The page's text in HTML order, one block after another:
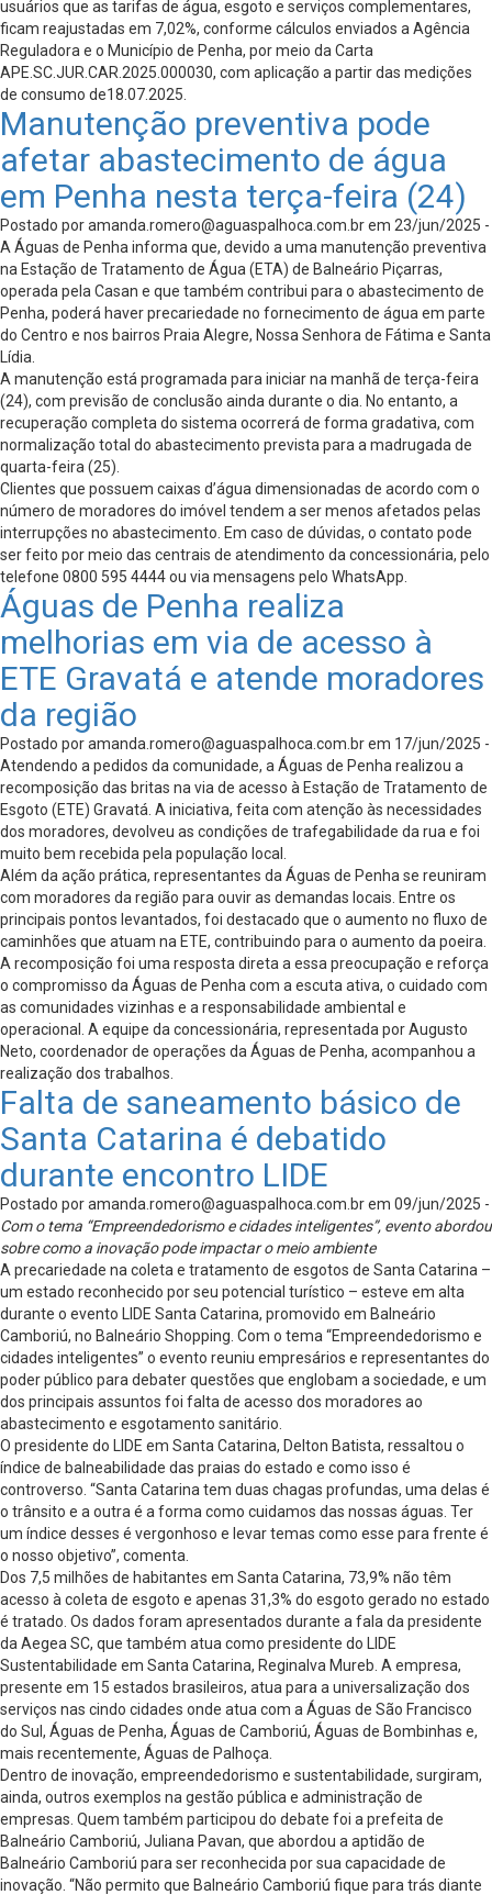
usuários que as tarifas de água, esgoto e serviços complementares,
ficam reajustadas em 7,02%, conforme cálculos enviados a Agência
Reguladora e o Município de Penha, por meio da Carta
APE.SC.JUR.CAR.2025.000030, com aplicação a partir das medições
de consumo de18.07.2025.
Manutenção preventiva pode
afetar abastecimento de água
em Penha nesta terça-feira (24)
Postado poramanda.romero@aguaspalhoca.com.brem 23/jun/2025 -
A Águas de Penha informa que, devido a uma manutenção preventiva
na Estação de Tratamento de Água (ETA) de Balneário Piçarras,
operada pela Casan e que também contribui para o abastecimento de
Penha, poderá haver precariedade no fornecimento de água em parte
do Centro e nos bairros Praia Alegre, Nossa Senhora de Fátima e Santa
Lídia.
A manutenção está programada para iniciar na manhã de terça-feira
(24), com previsão de conclusão ainda durante o dia. No entanto, a
recuperação completa do sistema ocorrerá de forma gradativa, com
normalização total do abastecimento prevista para a madrugada de
quarta-feira (25).
Clientes que possuem caixas d’água dimensionadas de acordo com o
número de moradores do imóvel tendem a ser menos afetados pelas
interrupções no abastecimento. Em caso de dúvidas, o contato pode
ser feito por meio das centrais de atendimento da concessionária, pelo
telefone 0800 595 4444 ou via mensagens pelo WhatsApp.
Águas de Penha realiza
melhorias em via de acesso à
ETE Gravatá e atende moradores
da região
Postado poramanda.romero@aguaspalhoca.com.brem 17/jun/2025 -
Atendendo a pedidos da comunidade, a Águas de Penha realizou a
recomposição das britas na via de acesso à Estação de Tratamento de
Esgoto (ETE) Gravatá. A iniciativa, feita com atenção às necessidades
dos moradores, devolveu as condições de trafegabilidade da rua e foi
muito bem recebida pela população local.
Além da ação prática, representantes da Águas de Penha se reuniram
com moradores da região para ouvir as demandas locais. Entre os
principais pontos levantados, foi destacado que o aumento no fluxo de
caminhões que atuam na ETE, contribuindo para o aumento da poeira.
A recomposição foi uma resposta direta a essa preocupação e reforça
o compromisso da Águas de Penha com a escuta ativa, o cuidado com
as comunidades vizinhas e a responsabilidade ambiental e
operacional. A equipe da concessionária, representada por Augusto
Neto, coordenador de operações da Águas de Penha, acompanhou a
realização dos trabalhos.
Falta de saneamento básico de
Santa Catarina é debatido
durante encontro LIDE
Postado poramanda.romero@aguaspalhoca.com.brem 09/jun/2025 -
Com o tema “Empreendedorismo e cidades inteligentes”, evento abordou
sobre como a inovação pode impactar o meio ambiente
A precariedade na coleta e tratamento de esgotos de Santa Catarina –
um estado reconhecido por seu potencial turístico – esteve em alta
durante o evento LIDE Santa Catarina, promovido em Balneário
Camboriú, no Balneário Shopping. Com o tema “Empreendedorismo e
cidades inteligentes” o evento reuniu empresários e representantes do
poder público para debater questões que englobam a sociedade, e um
dos principais assuntos foi falta de acesso dos moradores ao
abastecimento e esgotamento sanitário.
O presidente do LIDE em Santa Catarina, Delton Batista, ressaltou o
índice de balneabilidade das praias do estado e como isso é
controverso. “Santa Catarina tem duas chagas profundas, uma delas é
o trânsito e a outra é a forma como cuidamos das nossas águas. Ter
um índice desses é vergonhoso e levar temas como esse para frente é
o nosso objetivo”, comenta.
Dos 7,5 milhões de habitantes em Santa Catarina, 73,9% não têm
acesso à coleta de esgoto e apenas 31,3% do esgoto gerado no estado
é tratado. Os dados foram apresentados durante a fala da presidente
da Aegea SC, que também atua como presidente do LIDE
Sustentabilidade em Santa Catarina, Reginalva Mureb. A empresa,
presente em 15 estados brasileiros, atua para a universalização dos
serviços nas cindo cidades onde atua com a Águas de São Francisco
do Sul, Águas de Penha, Águas de Camboriú, Águas de Bombinhas e,
mais recentemente, Águas de Palhoça.
Dentro de inovação, empreendedorismo e sustentabilidade, surgiram,
ainda, outros exemplos na gestão pública e administração de
empresas. Quem também participou do debate foi a prefeita de
Balneário Camboriú, Juliana Pavan, que abordou a aptidão de
Balneário Camboriú para ser reconhecida por sua capacidade de
inovação. “Não permito que Balneário Camboriú fique para trás diante